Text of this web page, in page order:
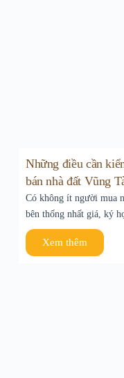
Những điều cần
bán nhà đất Vũng
Có không ít người mua
bên thống nhất giá, ký
Xem thêm